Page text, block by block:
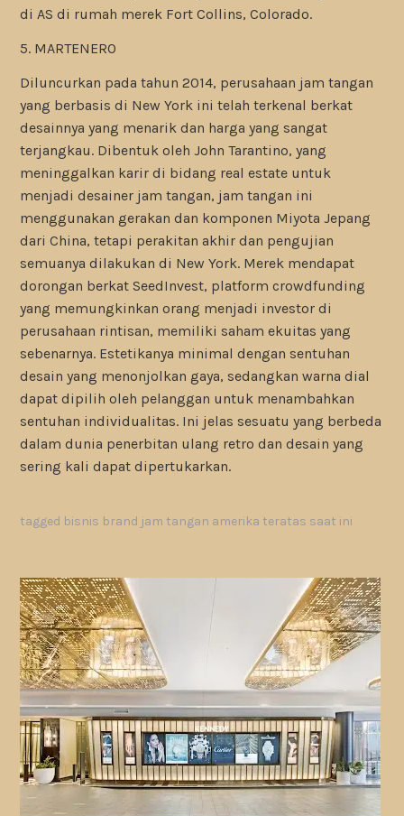
di AS di rumah merek Fort Collins, Colorado.
5. MARTENERO
Diluncurkan pada tahun 2014, perusahaan jam tangan
yang berbasis di New York ini telah terkenal berkat
desainnya yang menarik dan harga yang sangat
terjangkau. Dibentuk oleh John Tarantino, yang
meninggalkan karir di bidang real estate untuk
menjadi desainer jam tangan, jam tangan ini
menggunakan gerakan dan komponen Miyota Jepang
dari China, tetapi perakitan akhir dan pengujian
semuanya dilakukan di New York. Merek mendapat
dorongan berkat SeedInvest, platform crowdfunding
yang memungkinkan orang menjadi investor di
perusahaan rintisan, memiliki saham ekuitas yang
sebenarnya. Estetikanya minimal dengan sentuhan
desain yang menonjolkan gaya, sedangkan warna dial
dapat dipilih oleh pelanggan untuk menambahkan
sentuhan individualitas. Ini jelas sesuatu yang berbeda
dalam dunia penerbitan ulang retro dan desain yang
sering kali dapat dipertukarkan.
tagged bisnis brand jam tangan amerika teratas saat ini